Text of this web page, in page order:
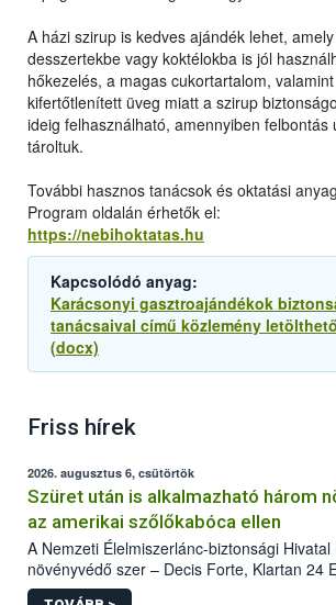
A házi szirup is kedves ajándék lehet,
desszertekbe vagy koktélokba is jól
hőkezelés, a magas cukortartalom,
kifertőtlenített üveg miatt a szirup
ideig felhasználható, amennyiben felbontás
tároltuk.
További hasznos tanácsok és oktatási
Program oldalán érhetők el:
https://nebihoktatas.hu
Kapcsolódó anyag:
Karácsonyi gasztroajándékok
tanácsaival című közlemény
(docx)
Friss hírek
2026. augusztus 6, csütörtök
Szüret után is alkalmazható három
az amerikai szőlőkabóca ellen
A Nemzeti Élelmiszerlánc-biztonsági
növényvédő szer – Decis Forte, Klartan 24
engedélyokiratát módosította, így azok a